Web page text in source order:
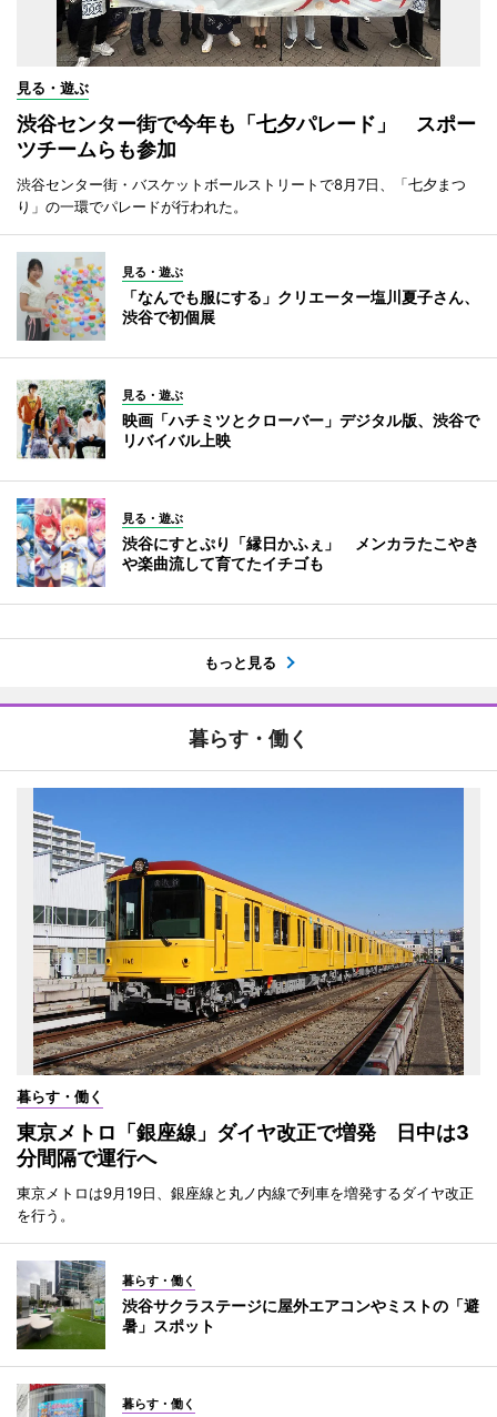
見る・遊ぶ
渋谷センター街で今年も「七夕パレード」 スポー
ツチームらも参加
渋谷センター街・バスケットボールストリートで8月7日、「七夕まつ
り」の一環でパレードが行われた。
見る・遊ぶ
「なんでも服にする」クリエーター塩川夏子さん、
渋谷で初個展
見る・遊ぶ
映画「ハチミツとクローバー」デジタル版、渋谷で
リバイバル上映
見る・遊ぶ
渋谷にすとぷり「縁日かふぇ」 メンカラたこやき
や楽曲流して育てたイチゴも
もっと見る
暮らす・働く
暮らす・働く
東京メトロ「銀座線」ダイヤ改正で増発 日中は3
分間隔で運行へ
東京メトロは9月19日、銀座線と丸ノ内線で列車を増発するダイヤ改正
を行う。
暮らす・働く
渋谷サクラステージに屋外エアコンやミストの「避
暑」スポット
暮らす・働く